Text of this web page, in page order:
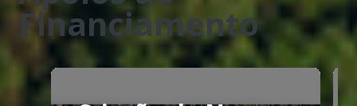
Financiamento
Apoios ao financiamento